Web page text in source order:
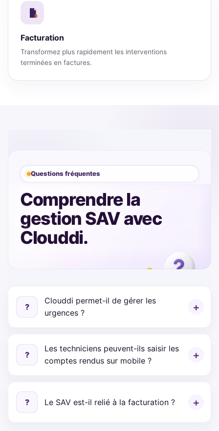
Facturation
Transformez plus rapidement les interventions
terminées en factures.
Questions fréquentes
Comprendre la
gestion SAV avec
Clouddi.
?
Clouddi permet-il de gérer les
urgences ?
?
Les techniciens peuvent-ils saisir les
comptes rendus sur mobile ?
? Le SAV est-il relié à la facturation ?